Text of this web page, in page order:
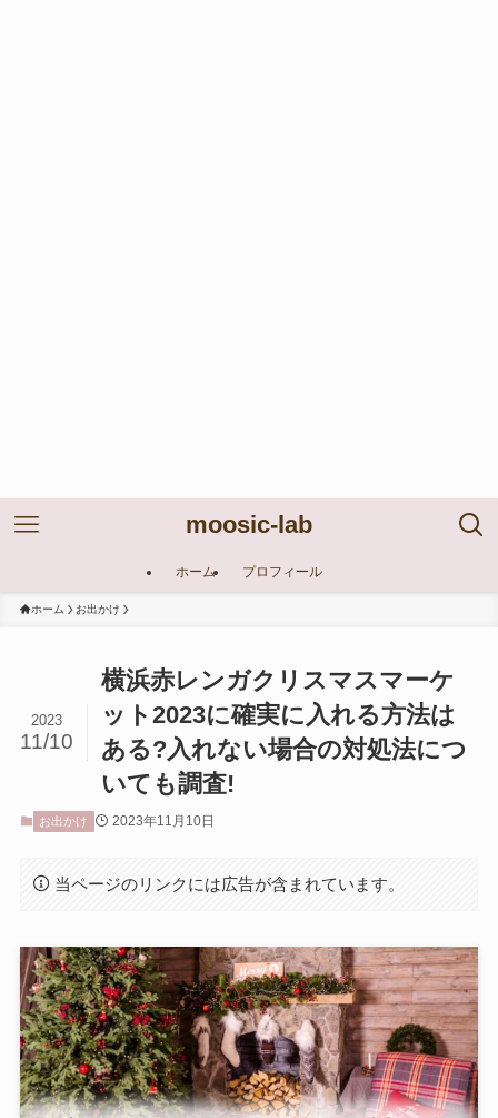
moosic-lab
ホーム プロフィール
ホーム お出かけ
横浜赤レンガクリスマスマーケ
ット2023に確実に入れる方法は
ある?入れない場合の対処法につ
いても調査!
2023
11/10
お出かけ 2023年11月10日
当ページのリンクには広告が含まれています。